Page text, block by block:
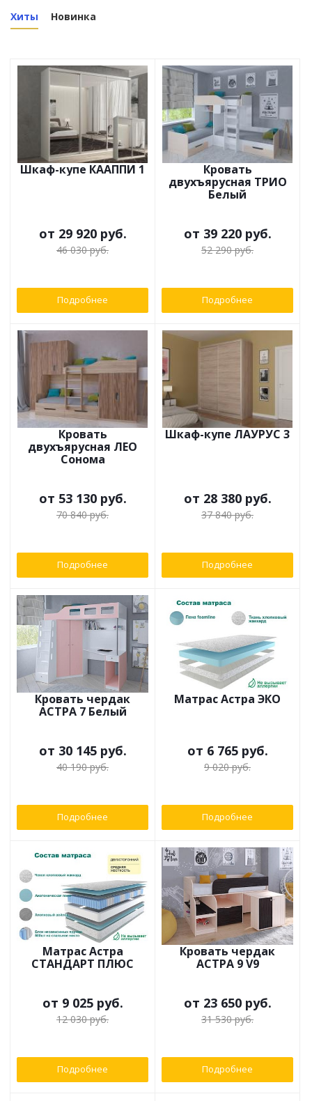
Хиты Новинка
Шкаф-купе КААППИ 1
от 29 920 руб.
46 030 руб.
Подробнее
Кровать
двухъярусная ТРИО
Белый
от 39 220 руб.
52 290 руб.
Подробнее
Кровать
двухъярусная ЛЕО
Сонома
от 53 130 руб.
70 840 руб.
Подробнее
Шкаф-купе ЛАУРУС 3
от 28 380 руб.
37 840 руб.
Подробнее
Кровать чердак
АСТРА 7 Белый
от 30 145 руб.
40 190 руб.
Подробнее
Матрас Астра ЭКО
от 6 765 руб.
9 020 руб.
Подробнее
Матрас Астра
СТАНДАРТ ПЛЮС
от 9 025 руб.
12 030 руб.
Подробнее
Кровать чердак
АСТРА 9 V9
от 23 650 руб.
31 530 руб.
Подробнее